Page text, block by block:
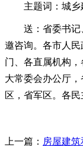
主题词：城
送：省委书记
邀咨询。各市人
门、各直属机构
大常委会办公厅
区，省军区。各
上一篇： 房屋建